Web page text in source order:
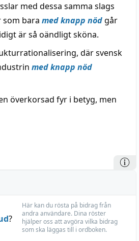
med dessa samma slags
som bara med knapp nödgår
är så oändligt sköna.
där svensk
med knapp nöd
överkorsad fyr i betyg, men
?
Här kan du rösta på bidrag från
andra användare. Dina röster
hjälper oss att avgöra vilka bidrag
som ska läggas till i ordboken.